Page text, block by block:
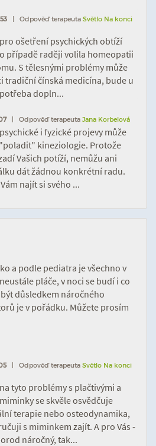
| Odpověď terapeuta Světlo Na konci
ošetření psychických obtíží
případě raději volila homeopatii
S tělesnými problémy může
tradiční čínská medicína, bude u
dopln...
| Odpověď terapeuta Jana Korbelová
i fyzické projevy může
kineziologie. Protože
Vašich potíží, nemůžu ani
dát žádnou konkrétní radu.
najít si svého ...
a podle pediatra je všechno v
pláče, v noci se budí i co
důsledkem náročného
je v pořádku. Můžete prosím
| Odpověď terapeuta Světlo Na konci
tyto problémy s plačtivými a
se skvěle osvědčuje
terapie nebo osteodynamika,
s miminkem zajít. A pro Vás -
náročný, tak...